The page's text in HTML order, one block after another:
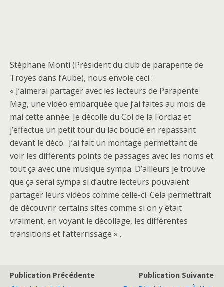
Stéphane Monti (Président du club de parapente de
Troyes dans l’Aube), nous envoie ceci :
« J’aimerai partager avec les lecteurs de Parapente
Mag, une vidéo embarquée que j’ai faites au mois de
mai cette année. Je décolle du Col de la Forclaz et
j’effectue un petit tour du lac bouclé en repassant
devant le déco. J’ai fait un montage permettant de
voir les différents points de passages avec les noms et
tout ça avec une musique sympa. D’ailleurs je trouve
que ça serai sympa si d’autre lecteurs pouvaient
partager leurs vidéos comme celle-ci. Cela permettrait
de découvrir certains sites comme si on y était
vraiment, en voyant le décollage, les différentes
transitions et l’atterrissage » .
Publication Précédente
Publication Suivante